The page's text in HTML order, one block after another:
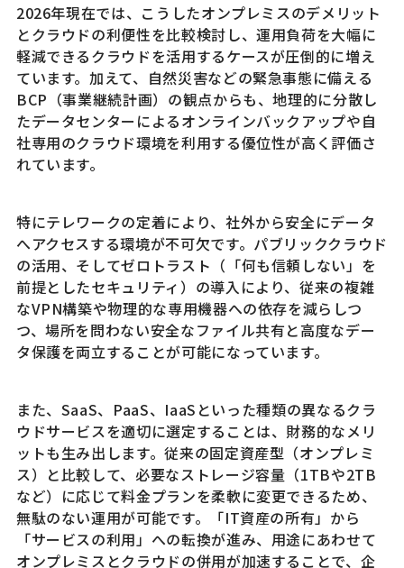
2026年現在では、こうしたオンプレミスのデメリット
とクラウドの利便性を比較検討し、運用負荷を大幅に
軽減できるクラウドを活用するケースが圧倒的に増え
ています。加えて、自然災害などの緊急事態に備える
BCP（事業継続計画）の観点からも、地理的に分散し
たデータセンターによるオンラインバックアップや自
社専用のクラウド環境を利用する優位性が高く評価さ
れています。
特にテレワークの定着により、社外から安全にデータ
へアクセスする環境が不可欠です。パブリッククラウド
の活用、そしてゼロトラスト（「何も信頼しない」を
前提としたセキュリティ）の導入により、従来の複雑
なVPN構築や物理的な専用機器への依存を減らしつ
つ、場所を問わない安全なファイル共有と高度なデー
タ保護を両立することが可能になっています。
また、SaaS、PaaS、IaaSといった種類の異なるクラ
ウドサービスを適切に選定することは、財務的なメリ
ットも生み出します。従来の固定資産型（オンプレミ
ス）と比較して、必要なストレージ容量（1TBや2TB
など）に応じて料金プランを柔軟に変更できるため、
無駄のない運用が可能です。「IT資産の所有」から
「サービスの利用」への転換が進み、用途にあわせて
オンプレミスとクラウドの併用が加速することで、企